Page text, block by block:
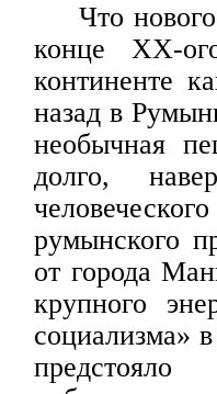
Что
конце XX-
континенте
назад в
необычная
долго,
румынского
от города
крупного
социализма»
предстояло